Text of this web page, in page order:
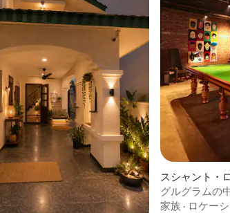
5.0つ星の平均評価
スシャント・
グルグラムの
家族 · ロケー